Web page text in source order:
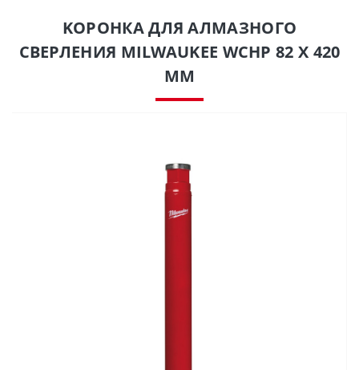
KOPOНКА ДЛЯ AЛМAЗНОГО
СВЕРЛЕНИЯ MILWAUKEE WCHP 82 X 420
ММ